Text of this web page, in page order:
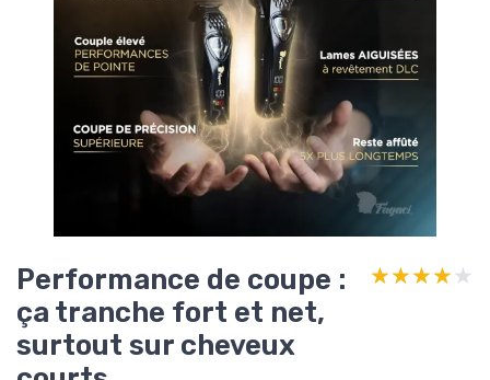
Performance de coupe :
ça tranche fort et net,
surtout sur cheveux
★★★★★
★★★★★